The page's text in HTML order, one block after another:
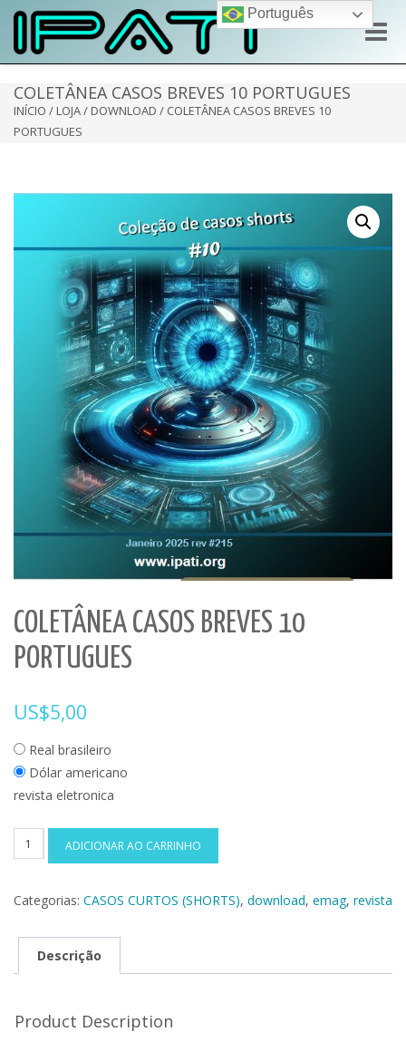
Toggle
COLETÂNEA CASOS BREVES 10 PORTUGUES
INÍCIO / LOJA/ DOWNLOAD / COLETÂNEA CASOS BREVES 10
PORTUGUES
COLETÂNEA CASOS BREVES 10
PORTUGUES
US$5,00
Real brasileiro
Dólar americano
revista eletronica
COLETÂNEA
CASOS
10
quantidade
ADICIONAR AO CARRINHO
Categorias: CASOS CURTOS (SHORTS), download, emag, revista
Descrição
Product Description
Português